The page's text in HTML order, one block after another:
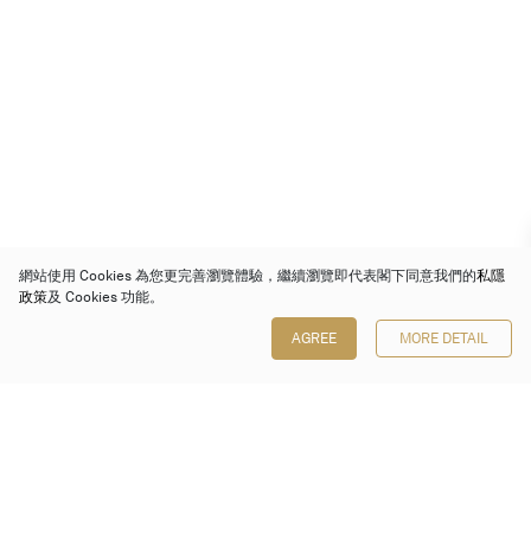
網站使用 Cookies 為您更完善瀏覽體驗，繼續瀏覽即代表閣下同意我們的私隱
政策及 Cookies 功能。
AGREE MORE DETAIL